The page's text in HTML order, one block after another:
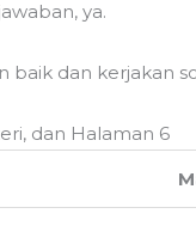
ya.
baik dan kerjakan
dan Halaman 6